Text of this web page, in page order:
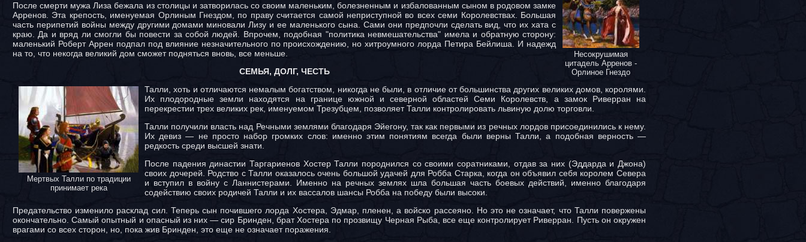
Несокрушимая
цитадель Арренов -
Орлиное Гнездо
После смерти мужа Лиза бежала из столицы и затворилась со своим маленьким, болезненным и избалованным сыном в родовом замке
Арренов. Эта крепость, именуемая Орлиным Гнездом, по праву считается самой неприступной во всех семи Королевствах. Большая
часть перипетий войны между другими домами миновали Лизу и ее маленького сына. Сами они предпочли сделать вид, что их хата с
краю. Да и вряд ли смогли бы повести за собой людей. Впрочем, подобная "политика невмешательства" имела и обратную сторону:
маленький Роберт Аррен подпал под влияние незначительного по происхождению, но хитроумного лорда Петира Бейлиша. И надежд
на то, что некогда великий дом сможет подняться вновь, все меньше.
СЕМЬЯ, ДОЛГ, ЧЕСТЬ
Мертвых Талли по традиции
принимает река
Талли, хоть и отличаются немалым богатством, никогда не были, в отличие от большинства других великих домов, королями.
Их плодородные земли находятся на границе южной и северной областей Семи Королевств, а замок Риверран на
перекрестии трех великих рек, именуемом Трезубцем, позволяет Талли контролировать львиную долю торговли.
Талли получили власть над Речными землями благодаря Эйегону, так как первыми из речных лордов присоединились к нему.
Их девиз — не просто набор громких слов: именно этим понятиям всегда были верны Талли, а подобная верность —
редкость среди высшей знати.
После падения династии Таргариенов Хостер Талли породнился со своими соратниками, отдав за них (Эддарда и Джона)
своих дочерей. Родство с Талли оказалось очень большой удачей для Робба Старка, когда он объявил себя королем Севера
и вступил в войну с Ланнистерами. Именно на речных землях шла большая часть боевых действий, именно благодаря
содействию своих родичей Талли и их вассалов шансы Робба на победу были высоки.
Предательство изменило расклад сил. Теперь сын почившего лорда Хостера, Эдмар, пленен, а войско рассеяно. Но это не означает, что Талли повержены
окончательно. Самый опытный и опасный из них — сир Бринден, брат Хостера по прозвищу Черная Рыба, все еще контролирует Риверран. Пусть он окружен
врагами со всех сторон, но, пока жив Бринден, это еще не означает поражения.